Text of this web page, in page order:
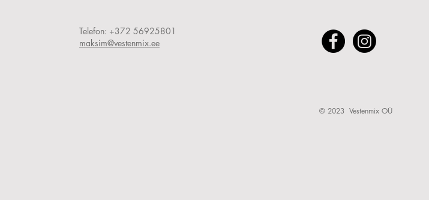
Telefon: +372 56925801
maksim@vestenmix.ee
© 2023 Vestenmix OÜ